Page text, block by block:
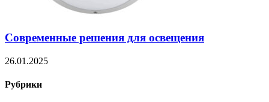
Современные решения для освещения
26.01.2025
Рубрики